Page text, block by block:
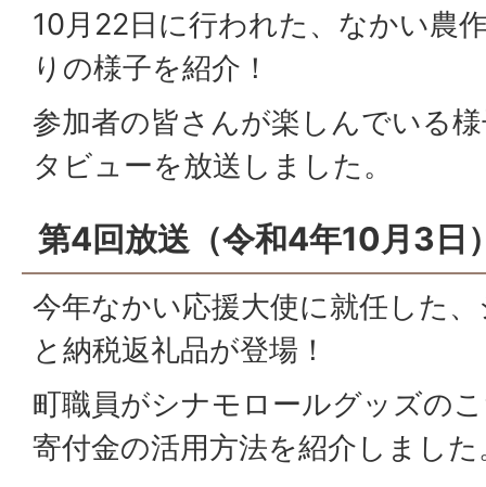
10月22日に行われた、なかい農
りの様子を紹介！
参加者の皆さんが楽しんでいる
タビューを放送しました。
第4回放送（令和4年10月3日
今年なかい応援大使に就任した
と納税返礼品が登場！
町職員がシナモロールグッズの
寄付金の活用方法を紹介しました